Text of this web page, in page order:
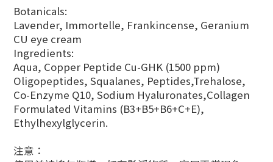
Botanicals:
Lavender, Immortelle, Frankincense, Geranium
CU eye cream
Ingredients:
Aqua, Copper Peptide Cu-GHK (1500 ppm)
Oligopeptides, Squalanes, Peptides,Trehalose,
Co-Enzyme Q10, Sodium Hyaluronates,Collagen
Formulated Vitamins (B3+B5+B6+C+E),
Ethylhexylglycerin.
注意：